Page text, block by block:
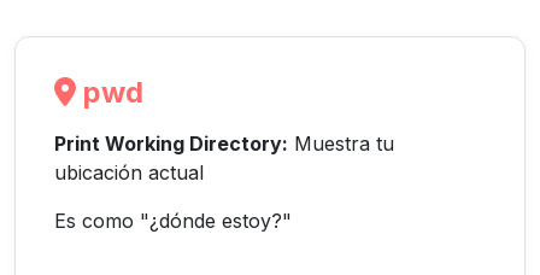
pwd
Print Working Directory: Muestra tu
ubicación actual
Es como "¿dónde estoy?"